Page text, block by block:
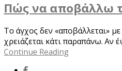
Πώς να αποβάλλω
Το άγχος δεν «αποβάλλεται»
χρειάζεται κάτι παραπάνω. Αν
Continue Reading